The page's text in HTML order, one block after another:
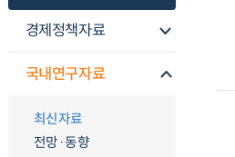
경제정책자료
국내연구자료
최신자료
전망·동향